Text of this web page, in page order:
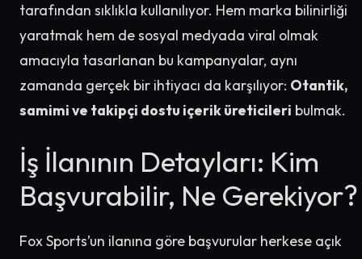
tarafından sıklıkla kullanılıyor. Hem marka bilinirliği
yaratmak hem de sosyal medyada viral olmak
amacıyla tasarlanan bu kampanyalar, aynı
zamanda gerçek bir ihtiyacı da karşılıyor: Otantik,
samimi ve takipçi dostu içerik üreticileri bulmak.
İş İlanının Detayları: Kim
Başvurabilir, Ne Gerekiyor?
Fox Sports’un ilanına göre başvurular herkese açık